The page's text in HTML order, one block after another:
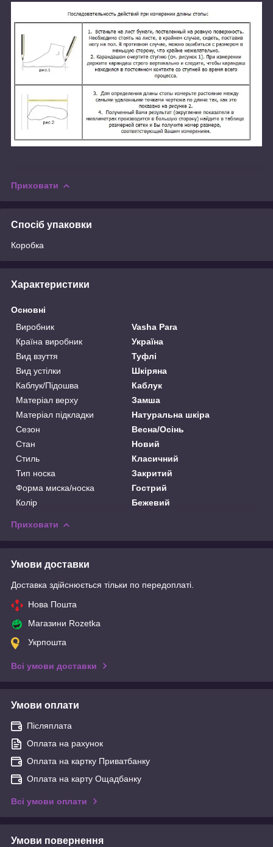
Приховати
Спосіб упаковки
Коробка
Характеристики
Основні
Виробник
Vasha Para
Країна виробник
Україна
Вид взуття
Туфлі
Вид устілки
Шкіряна
Каблук/Підошва
Каблук
Матеріал верху
Замша
Матеріал підкладки
Натуральна шкіра
Сезон
Весна/Осінь
Стан
Новий
Стиль
Класичний
Тип носка
Закритий
Форма миска/носка
Гострий
Колір
Бежевий
Приховати
Умови доставки
Доставка здійснюється тільки по передоплаті.
Нова Пошта
Магазини Rozetka
Укрпошта
Всі умови доставки
Умови оплати
Післяплата
Оплата на рахунок
Оплата на картку Приватбанку
Оплата на карту Ощадбанку
Всі умови оплати
Умови повернення